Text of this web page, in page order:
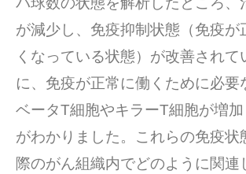
が減少し、免疫抑制状態（免疫が
くなっている状態）が改善されて
に、免疫が正常に働くために必要
ベータT細胞やキラーT細胞が増加
がわかりました。これらの免疫状
際のがん組織内でどのように関連